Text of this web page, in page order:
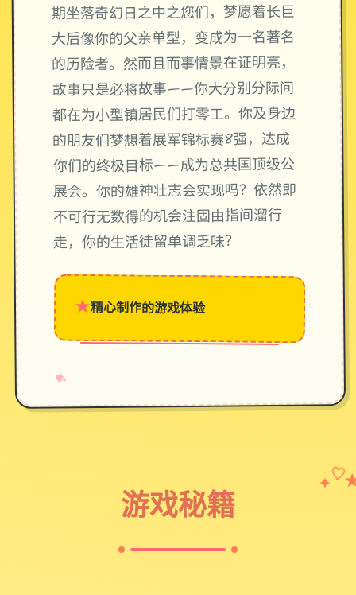
期坐落奇幻日之中之您们，梦愿着长巨
大后像你的父亲单型，变成为一名著名
的历险者。然而且而事情景在证明亮，
故事只是必将故事——你大分别分际间
都在为小型镇居民们打零工。你及身边
的朋友们梦想着展军锦标赛8强，达成
你们的终极目标——成为总共国顶级公
展会。你的雄神壮志会实现吗？依然即
不可行无数得的机会注固由指间溜行
走，你的生活徒留单调乏味？
★精心制作的游戏体验
♥
✧
→
游戏秘籍
✦ ♡